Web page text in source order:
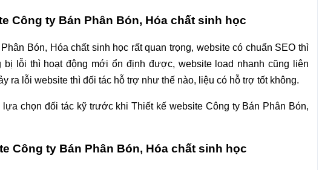
Công ty Bán Phân Bón, Hóa chất sinh học
Bón, Hóa chất sinh học rất quan trọng, website có chuẩn SEO thì
lỗi thì hoạt động mới ổn định được, website load nhanh cũng liên
ra lỗi website thì đối tác hỗ trợ như thế nào, liệu có hỗ trợ tốt không.
chọn đối tác kỹ trước khi Thiết kế website Công ty Bán Phân Bón,
Công ty Bán Phân Bón, Hóa chất sinh học